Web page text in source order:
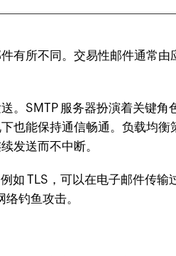
有所不同。交易性邮件通常
。SMTP 服务器扮演着关键
也能保持通信畅通。负载均
发送而不中断。
TLS，可以在电子邮件传输
钓鱼攻击。